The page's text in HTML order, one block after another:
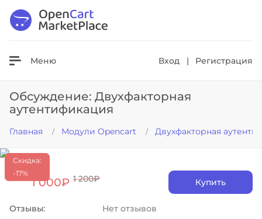
Везде
Меню Вход | Регистрация
Обсуждение: Двухфакторная
аутентификация
Главная Модули Opencart Двухфакторная
Скидка:
-17%
1 000₽ 1 200₽ Купить
Отзывы:
Нет отзывов